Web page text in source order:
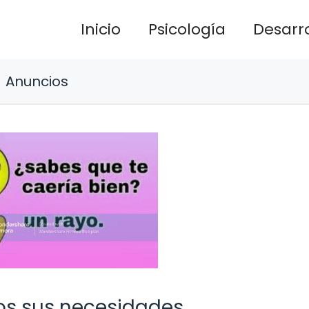
Inicio Psicología
Anuncios